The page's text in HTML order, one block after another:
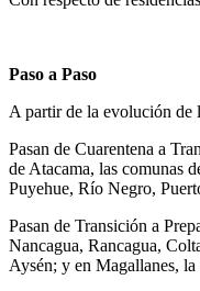
Paso a Paso
A partir de la evolución de
Pasan de Cuarentena a
de Atacama, las comunas
Puyehue, Río Negro,
Pasan de Transición a
Nancagua, Rancagua,
Aysén; y en Magallanes,